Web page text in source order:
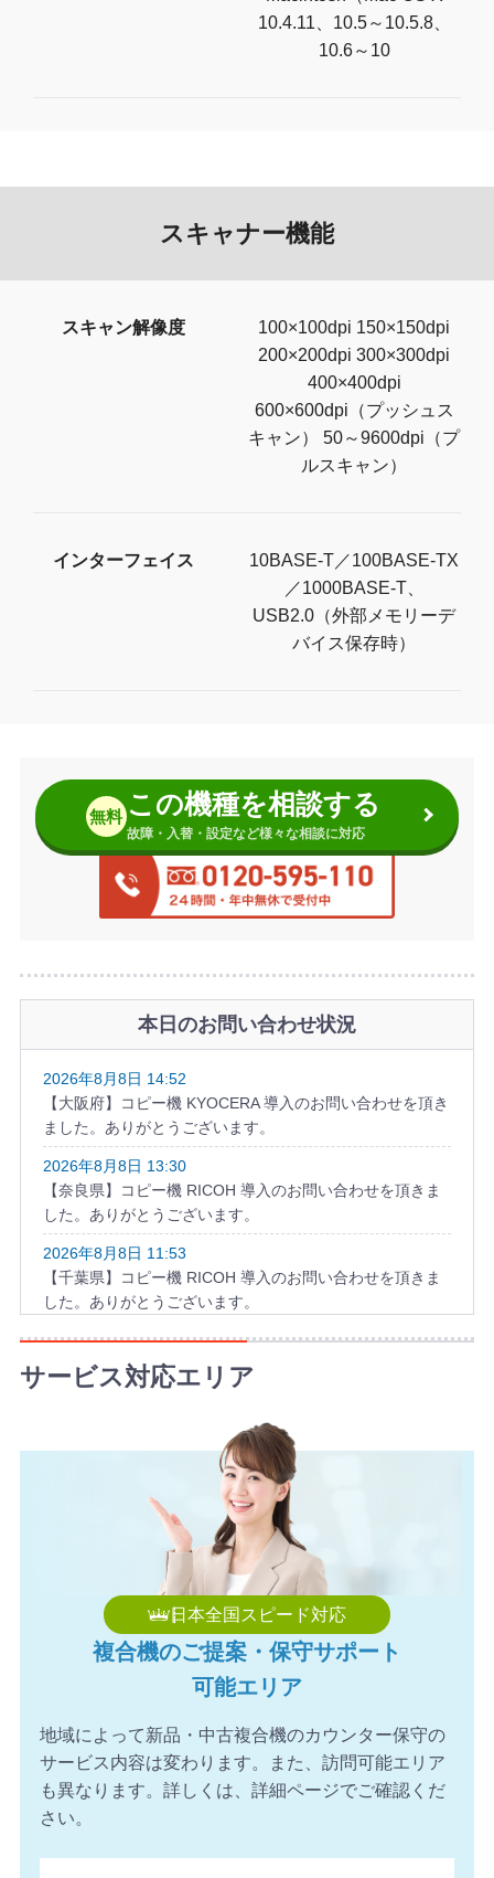
10.4.11、10.5～10.5.8、
10.6～10
スキャナー機能
スキャン解像度
100×100dpi 150×150dpi
200×200dpi 300×300dpi
400×400dpi
600×600dpi（プッシュス
キャン） 50～9600dpi（プ
ルスキャン）
インターフェイス
10BASE-T／100BASE-TX
／1000BASE-T、
USB2.0（外部メモリーデ
バイス保存時）
無料 この機種を相談する
故障・入替・設定など様々な相談に対応
本日のお問い合わせ状況
2026年8月8日 14:52
【大阪府】コピー機 KYOCERA 導入のお問い合わせを頂き
ました。ありがとうございます。
2026年8月8日 13:30
【奈良県】コピー機 RICOH 導入のお問い合わせを頂きま
した。ありがとうございます。
2026年8月8日 11:53
【千葉県】コピー機 RICOH 導入のお問い合わせを頂きま
した。ありがとうございます。
2026年8月8日 10:58
【福岡県】複合機 KYOCERA 導入のお問い合わせを頂きま
した。ありがとうございます。
【和歌山県】複合機 KONICA MINOLTA 導入のお問い合わ
せを頂きました。ありがとうございます。
サービス対応エリア
日本全国スピード対応
複合機のご提案・保守サポート
可能エリア
地域によって新品・中古複合機のカウンター保守の
サービス内容は変わります。また、訪問可能エリア
も異なります。詳しくは、詳細ページでご確認くだ
さい。